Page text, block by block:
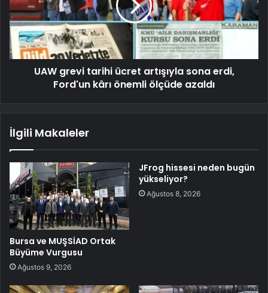
UAW grevi tarihi ücret artışıyla sona erdi,
Ford'un kârı önemli ölçüde azaldı
İlgili Makaleler
Bursa ve MUŞSİAD Ortak
Büyüme Vurgusu
Ağustos 9, 2026
JFrog hissesi neden bugün
yükseliyor?
Ağustos 8, 2026